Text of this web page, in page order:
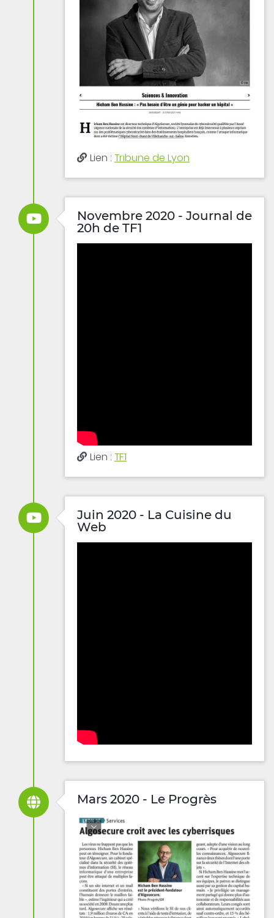
Lien : Tribune de Lyon
Novembre 2020 - Journal de
20h de TF1
Lien : TF1
Juin 2020 - La Cuisine du
Web
Mars 2020 - Le Progrès